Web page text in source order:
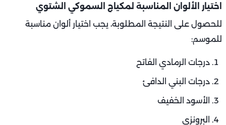
اختيار الألوان المناسبة لمكياج السموكي الشتوي
للحصول على النتيجة المطلوبة، يجب اختيار ألوان مناسبة
للموسم:
درجات الرمادي الفاتح
درجات البني الدافئ
الأسود الخفيف
البرونزي